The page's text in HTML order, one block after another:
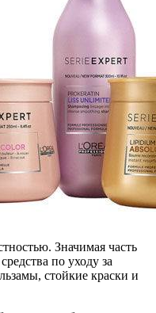
Значимая часть
по уходу за
стойкие краски и